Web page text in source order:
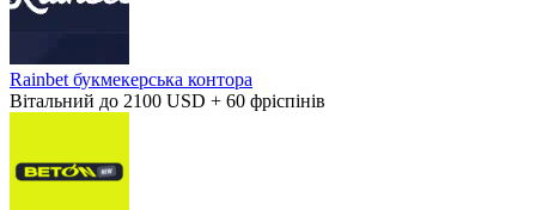
Rainbet букмекерська контора
Вітальний до 2100 USD + 60 фріспінів